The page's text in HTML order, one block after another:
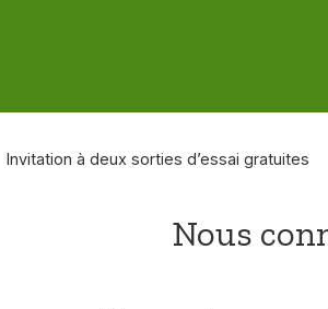
Invitation à deux sorties d’essai gratuites
Nous